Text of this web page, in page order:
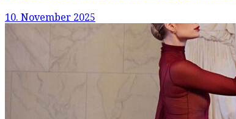
10. November 2025